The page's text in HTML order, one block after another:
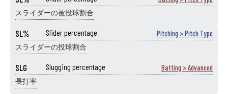
スライダーの被投球割合
SL% Slider percentage Pitching > Pitch Type
スライダーの投球割合
SLG Slugging percentage Batting > Advanced
長打率